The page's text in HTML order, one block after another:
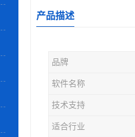
产品描述
品牌
软件名称
技术支持
适合行业